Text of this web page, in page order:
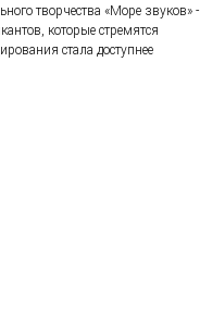
творчества «Море звуков» -
которые стремятся
стала доступнее